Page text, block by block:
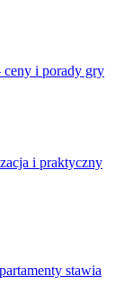
i porady gry
i praktyczny
stawia